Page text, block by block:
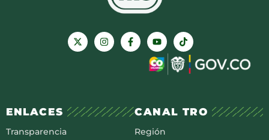
ENLACES
Transparencia
CANAL TRO
Región